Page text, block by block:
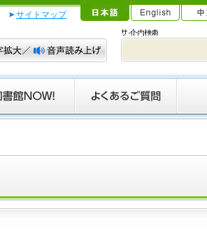
サイトマップ